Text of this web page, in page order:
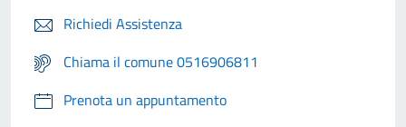
Richiedi Assistenza
Chiama il comune 0516906811
Prenota un appuntamento